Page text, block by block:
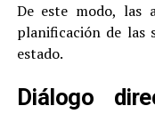
De este modo, las
planificación de las
estado.
Diálogo